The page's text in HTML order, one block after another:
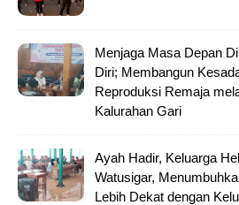
Menjaga Masa Depan
Diri; Membangun
Reproduksi Remaja
Kalurahan Gari
Ayah Hadir, Keluarga
Watusigar,
Lebih Dekat dengan